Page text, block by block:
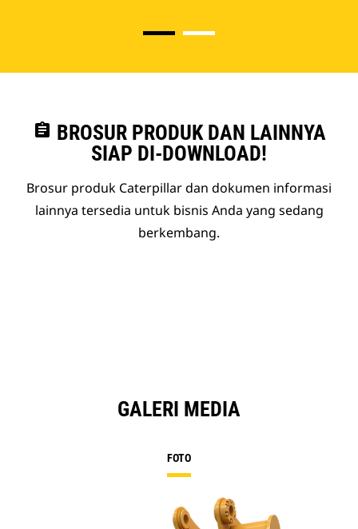
assignment BROSUR PRODUK DAN LAINNYA
SIAP DI-DOWNLOAD!
Brosur produk Caterpillar dan dokumen informasi
lainnya tersedia untuk bisnis Anda yang sedang
berkembang.
GALERI MEDIA
FOTO